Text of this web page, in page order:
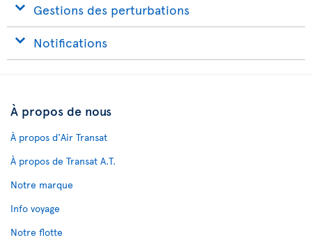
Gestions des perturbations
Notifications
À propos de nous
À propos d'Air Transat
À propos de Transat A.T.
Notre marque
Info voyage
Notre flotte